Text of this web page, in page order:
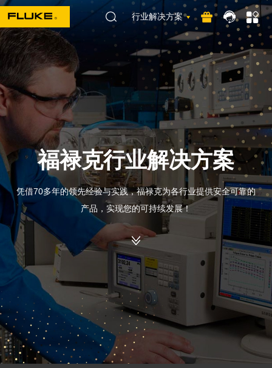
行业解决方案
福禄克行业解决方案
凭借70多年的领先经验与实践，福禄克为各行业提供安全可靠的
产品，实现您的可持续发展！